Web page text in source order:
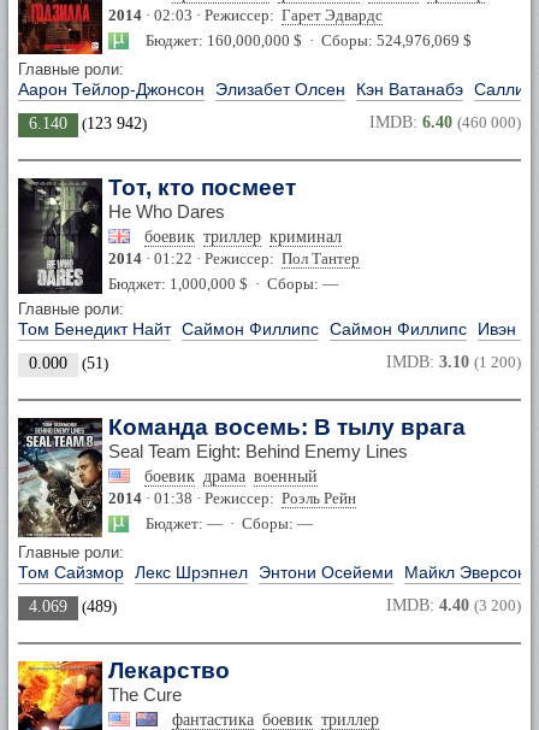
2014 · 02:03 · Режиссер: Гарет Эдвардс
Бюджет: 160,000,000 $ · Сборы: 524,976,069 $
Главные роли:
Аарон Тейлор-Джонсон Элизабет Олсен Кэн Ватанабэ Салли
6.140 (123 942) IMDB: 6.40 (460 000)
Тот, кто посмеет
He Who Dares
боевик триллер криминал
2014 · 01:22 · Режиссер: Пол Тантер
Бюджет: 1,000,000 $ · Сборы: —
Главные роли:
Том Бенедикт Найт Саймон Филлипс Саймон Филлипс Ивэн
0.000 (51) IMDB: 3.10 (1 200)
Команда восемь: В тылу врага
Seal Team Eight: Behind Enemy Lines
боевик драма военный
2014 · 01:38 · Режиссер: Роэль Рейн
Бюджет: — · Сборы: —
Главные роли:
Том Сайзмор Лекс Шрэпнел Энтони Осейеми Майкл Эверсон
4.069 (489) IMDB: 4.40 (3 200)
Лекарство
The Cure
фантастика боевик триллер